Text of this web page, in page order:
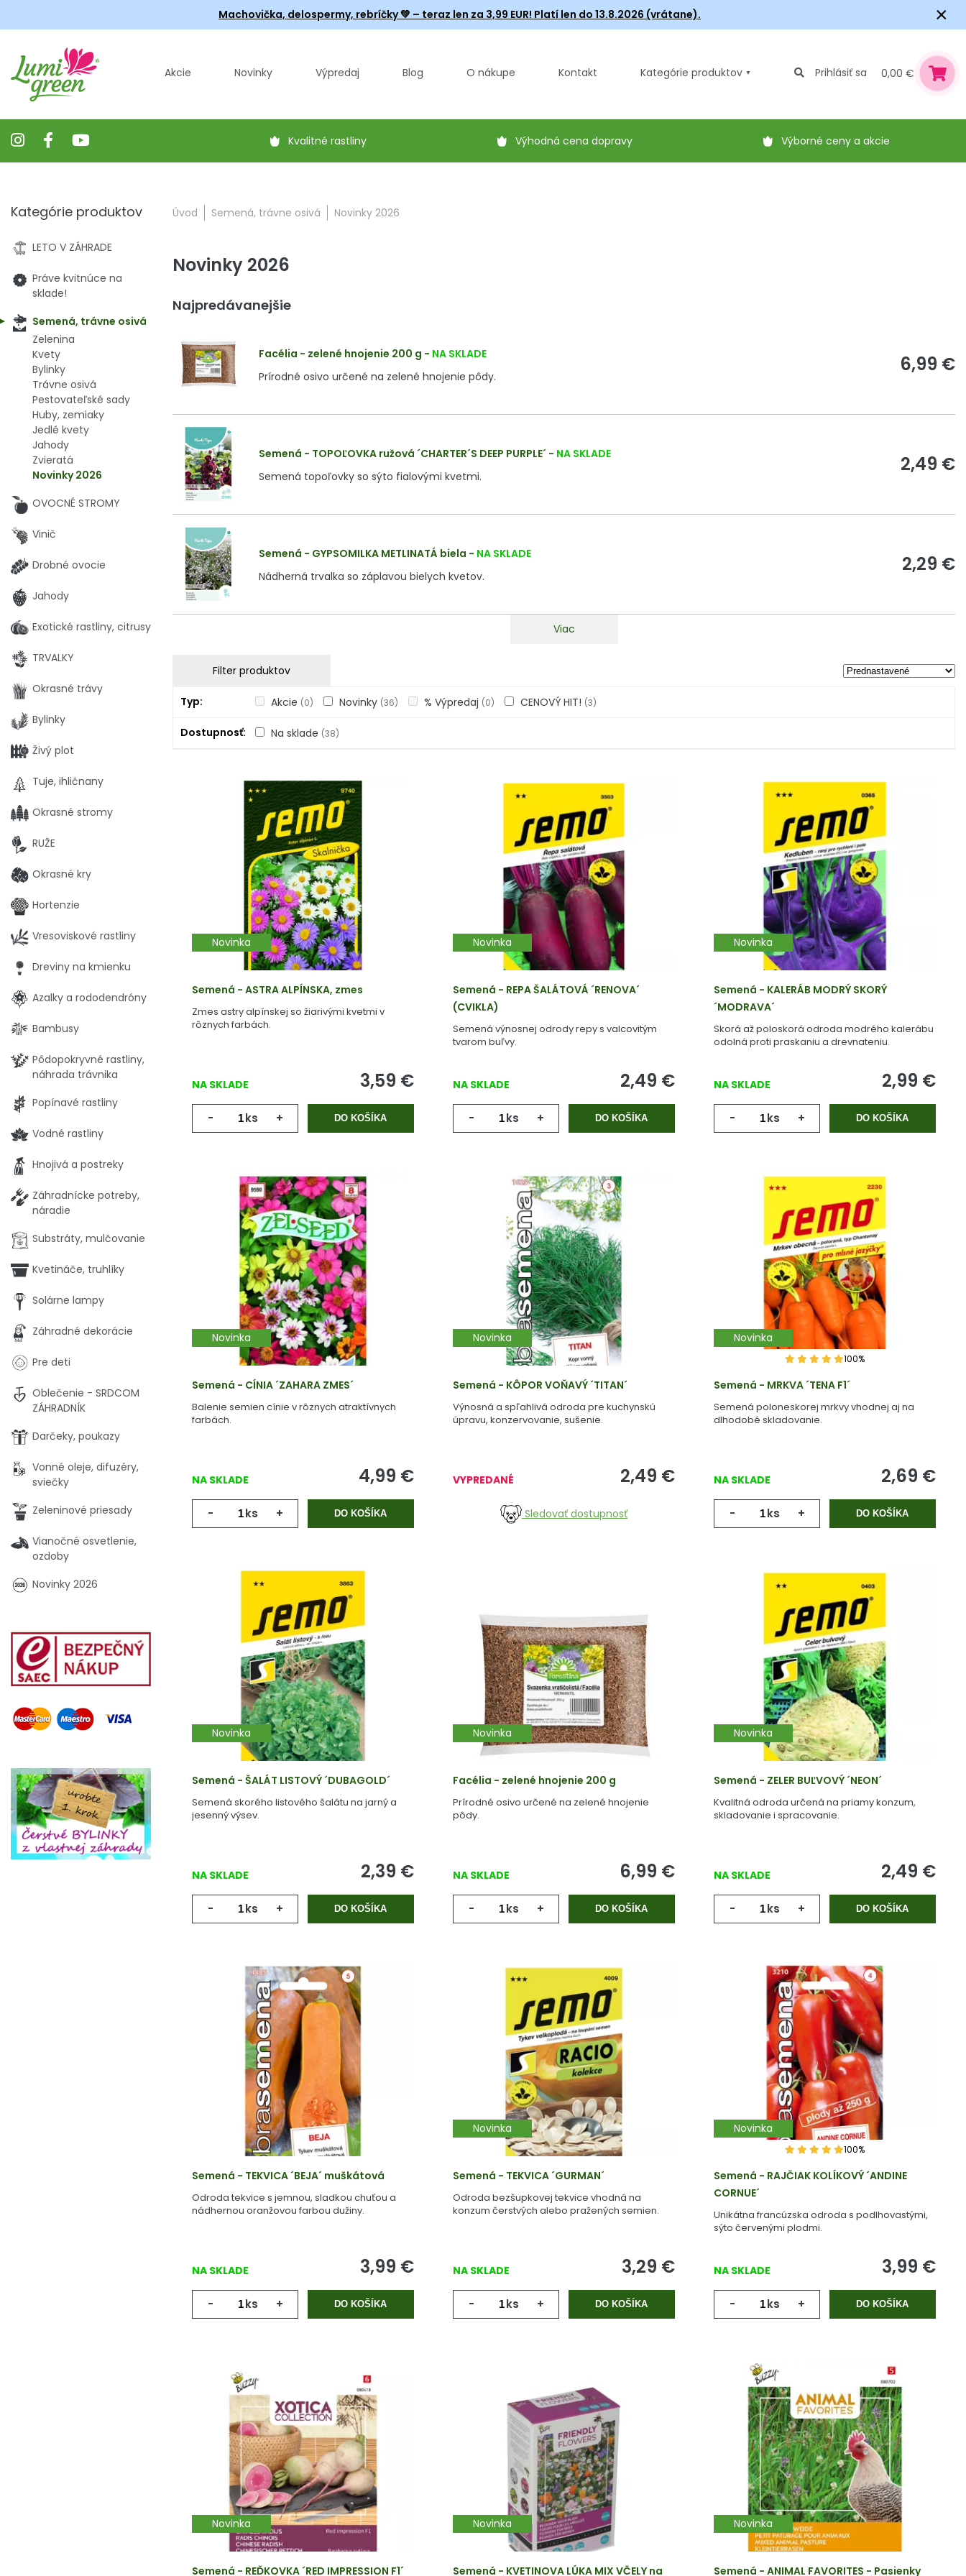
Machovička, delospermy, rebríčky💚 – teraz len za 3,99 EUR! Platí len do 13.8.2026 (vrátane). ×
Akcie Novinky Výpredaj Blog O nákupe Kontakt Kategórie produktov Prihlásiť sa 0,00 €
Kvalitné rastliny Výhodná cena dopravy Výborné ceny a akcie
Úvod Semená, trávne osivá Novinky 2026
Novinky 2026
Najpredávanejšie
Facélia - zelené hnojenie 200 g - NA SKLADE
Prírodné osivo určené na zelené hnojenie pôdy.
6,99 €
Semená - TOPOĽOVKA ružová ´CHARTER´S DEEP PURPLE´ - NA SKLADE
Semená topoľovky so sýto fialovými kvetmi.
2,49 €
Semená - GYPSOMILKA METLINATÁ biela - NA SKLADE
Nádherná trvalka so záplavou bielych kvetov.
2,29 €
Viac
Filter produktov
Typ Akcie (0) Novinky (36) % Výpredaj (0) CENOVÝ HIT! (3)
Dostupnosť Na sklade (38)
Novinka
Semená - ASTRA ALPÍNSKA, zmes
Zmes astry alpínskej so žiarivými kvetmi v
rôznych farbách.
NA SKLADE 3,59 €
- ks + DO KOŠÍKA
Novinka
Semená - REPA ŠALÁTOVÁ ´RENOVA´
(CVIKLA)
Semená výnosnej odrody repy s valcovitým
tvarom buľvy.
NA SKLADE 2,49 €
- ks + DO KOŠÍKA
Novinka
Semená - KALERÁB MODRÝ SKORÝ
´MODRAVA´
Skorá až poloskorá odroda modrého kalerábu
odolná proti praskaniu a drevnateniu.
NA SKLADE 2,99 €
- ks + DO KOŠÍKA
Novinka
Semená - CÍNIA ´ZAHARA ZMES´
Balenie semien cínie v rôznych atraktívnych
farbách.
NA SKLADE 4,99 €
- ks + DO KOŠÍKA
Novinka
Semená - KÔPOR VOŇAVÝ ´TITAN´
Výnosná a spľahlivá odroda pre kuchynskú
úpravu, konzervovanie, sušenie.
VYPREDANÉ 2,49 €
Sledovať dostupnosť
Novinka
100%
Semená - MRKVA ´TENA F1´
Semená poloneskorej mrkvy vhodnej aj na
dlhodobé skladovanie.
NA SKLADE 2,69 €
- ks + DO KOŠÍKA
Novinka
Semená - ŠALÁT LISTOVÝ ´DUBAGOLD´
Semená skorého listového šalátu na jarný a
jesenný výsev.
NA SKLADE 2,39 €
- ks + DO KOŠÍKA
Novinka
Facélia - zelené hnojenie 200 g
Prírodné osivo určené na zelené hnojenie
pôdy.
NA SKLADE 6,99 €
- ks + DO KOŠÍKA
Novinka
Semená - ZELER BUĽVOVÝ ´NEON´
Kvalitná odroda určená na priamy konzum,
skladovanie i spracovanie.
NA SKLADE 2,49 €
- ks + DO KOŠÍKA
Semená - TEKVICA ´BEJA´ muškátová
Odroda tekvice s jemnou, sladkou chuťou a
nádhernou oranžovou farbou dužiny.
NA SKLADE 3,99 €
- ks + DO KOŠÍKA
Novinka
Semená - TEKVICA ´GURMAN´
Odroda bezšupkovej tekvice vhodná na
konzum čerstvých alebo pražených semien.
NA SKLADE 3,29 €
- ks + DO KOŠÍKA
Novinka
100%
Semená - RAJČIAK KOLÍKOVÝ ´ANDINE
CORNUE´
Unikátna francúzska odroda s podlhovastými,
sýto červenými plodmi.
NA SKLADE 3,99 €
- ks + DO KOŠÍKA
Novinka
Semená - REĎKOVKA ´RED IMPRESSION F1´
Novinka
Semená - KVETINOVA LÚKA MIX VČELY na
Novinka
Semená - ANIMAL FAVORITES - Pasienky
Kategórie produktov
LETO V ZÁHRADE
Práve kvitnúce na
sklade!
Semená, trávne osivá
Zelenina
Kvety
Bylinky
Trávne osivá
Pestovateľské sady
Huby, zemiaky
Jedlé kvety
Jahody
Zvieratá
Novinky 2026
OVOCNÉ STROMY
Vinič
Drobné ovocie
Jahody
Exotické rastliny, citrusy
TRVALKY
Okrasné trávy
Bylinky
Živý plot
Tuje, ihličnany
Okrasné stromy
RUŽE
Okrasné kry
Hortenzie
Vresoviskové rastliny
Dreviny na kmienku
Azalky a rododendróny
Bambusy
Pôdopokryvné rastliny,
náhrada trávnika
Popínavé rastliny
Vodné rastliny
Hnojivá a postreky
Záhradnícke potreby,
náradie
Substráty, mulčovanie
Kvetináče, truhlíky
Solárne lampy
Záhradné dekorácie
Pre deti
Oblečenie - SRDCOM
ZÁHRADNÍK
Darčeky, poukazy
Vonné oleje, difuzéry,
sviečky
Zeleninové priesady
Vianočné osvetlenie,
ozdoby
Novinky 2026